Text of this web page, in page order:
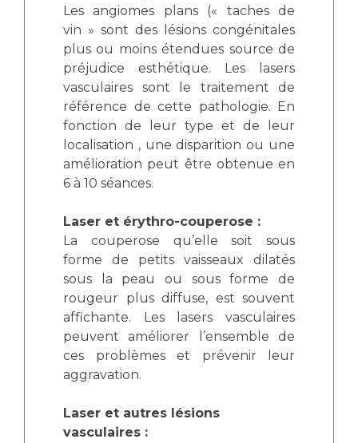
Les angiomes plans (« taches de
vin » sont des lésions congénitales
plus ou moins étendues source de
préjudice esthétique. Les lasers
vasculaires sont le traitement de
référence de cette pathologie. En
fonction de leur type et de leur
localisation , une disparition ou une
amélioration peut être obtenue en
6 à 10 séances.
Laser et érythro-couperose :
La couperose qu’elle soit sous
forme de petits vaisseaux dilatés
sous la peau ou sous forme de
rougeur plus diffuse, est souvent
affichante. Les lasers vasculaires
peuvent améliorer l’ensemble de
ces problèmes et prévenir leur
aggravation.
Laser et autres lésions
vasculaires :